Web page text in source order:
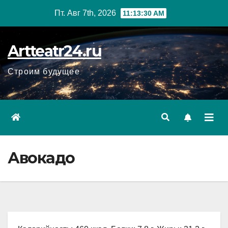
Пт. Авг 7th, 2026 11:13:31 AM
Artteatr24.ru
Строим будущее
Авокадо